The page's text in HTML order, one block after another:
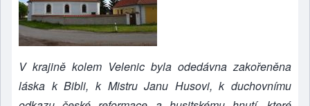
V krajině kolem Velenic byla odedávna zakořeněna
láska k Bibli, k Mistru Janu Husovi, k duchovnímu